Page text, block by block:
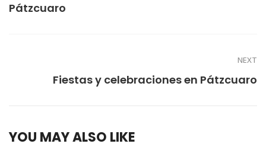
Pátzcuaro
NEXT
Fiestas y celebraciones en Pátzcuaro
YOU MAY ALSO LIKE